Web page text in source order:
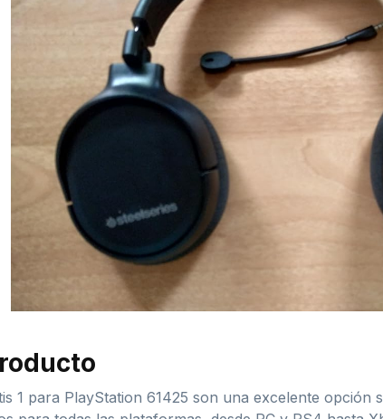
1 para PlayStation 61425 son una excelente opción